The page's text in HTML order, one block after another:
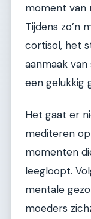
moment van
Tijdens zo’n
cortisol, het
aanmaak
een gelukkig
Het gaat er
mediteren
momenten
leegloopt.
mentale
moeders